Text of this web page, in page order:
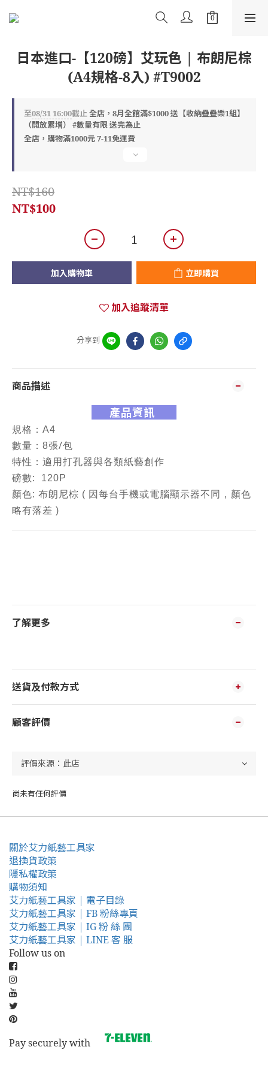
日本進口-【120磅】艾玩色 | 布朗尼棕
(A4規格-8入) #T9002
至08/31 16:00截止全店，8月全館滿$1000 送【收納疊疊樂1組】
（開放累增） #數量有限 送完為止
全店，購物滿1000元 7-11免運費
NT$160
NT$100
加入購物車 立即購買
加入追蹤清單
分享到
商品描述
產品資訊
規格：A4
數量：8張/包
特性： 適用打孔器與各類紙藝創作
磅數: 120P
顏色: 布朗尼棕 ( 因每台手機或電腦顯示器不同，顏色
略有落差 )
了解更多
送貨及付款方式
顧客評價
尚未有任何評價
關於艾力紙藝工具家
退換貨政策
隱私權政策
購物須知
艾力紙藝工具家 | 電子目錄
艾力紙藝工具家 | FB 粉絲專頁
艾力紙藝工具家 | IG 粉 絲 團
艾力紙藝工具家 | LINE 客 服
Follow us on
Pay securely with